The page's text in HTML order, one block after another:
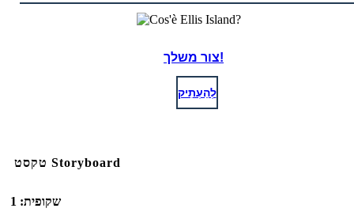
צור משלך!
לְהַעְתִיק
טקסט Storyboard
שקופית: 1